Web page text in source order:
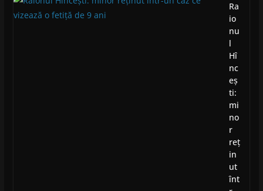
Ra
io
nu
l
Hî
nc
eș
ti:
mi
no
r
reț
in
ut
înt